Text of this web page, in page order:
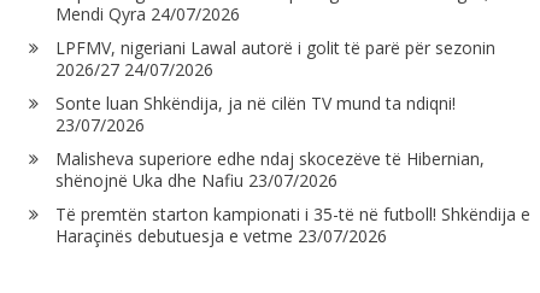
Mendi Qyra 24/07/2026
LPFMV, nigeriani Lawal autorë i golit të parë për sezonin
2026/27 24/07/2026
Sonte luan Shkëndija, ja në cilën TV mund ta ndiqni!
23/07/2026
Malisheva superiore edhe ndaj skocezëve të Hibernian,
shënojnë Uka dhe Nafiu 23/07/2026
Të premtën starton kampionati i 35-të në futboll! Shkëndija e
Haraçinës debutuesja e vetme 23/07/2026